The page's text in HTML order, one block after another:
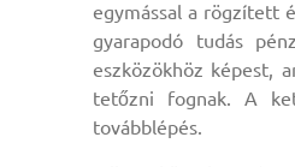
egymással a rögzített
gyarapodó tudás
eszközökhöz képest,
tetőzni fognak. A
továbblépés.